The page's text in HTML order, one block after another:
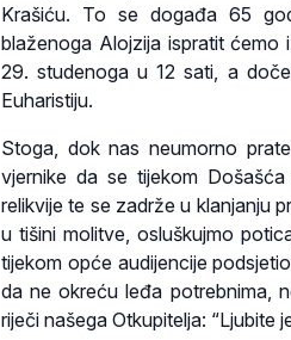
Krašiću. To se događa 65
blaženoga Alojzija ispratit
29. studenoga u 12 sati, a
Euharistiju.
Stoga, dok nas neumorno
vjernike da se tijekom
relikvije te se zadrže u klanjanju
u tišini molitve, osluškujmo
tijekom opće audijencije
da ne okreću leđa potrebnima,
riječi našega Otkupitelja: “Ljubite